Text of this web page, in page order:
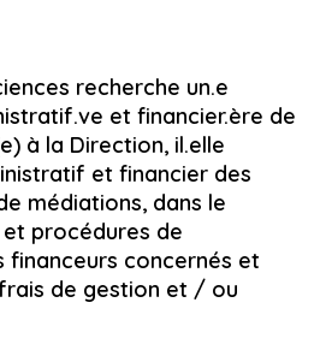
recherche un.e
et financier.ère de
à la Direction, il.elle
et financier des
médiations, dans le
procédures de
financeurs concernés et
de gestion et / ou